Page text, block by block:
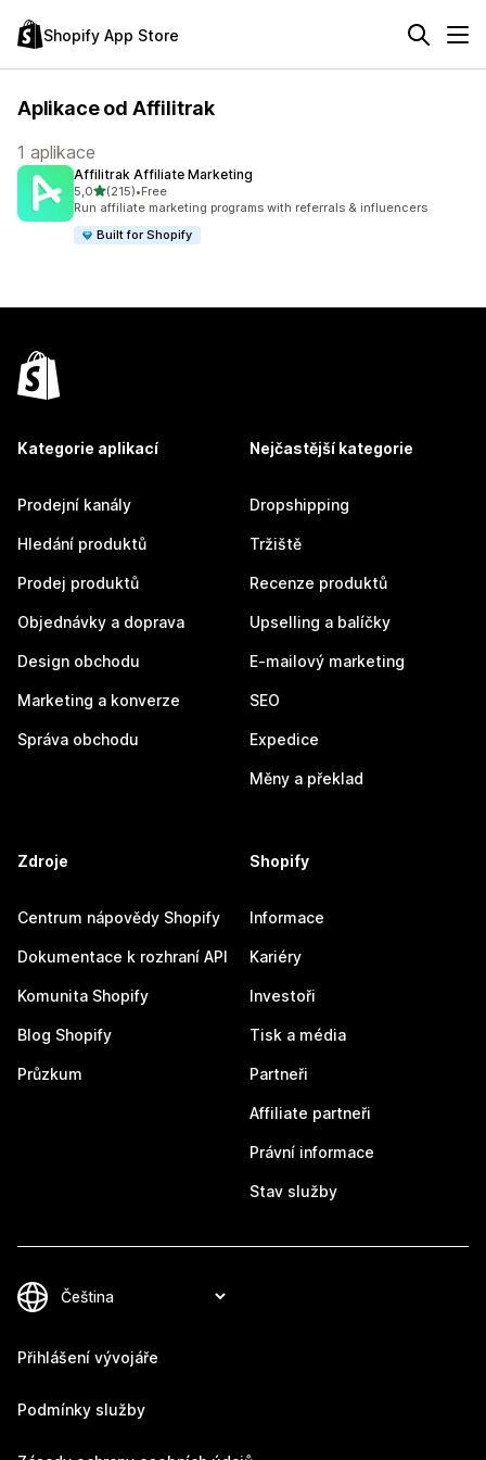
Shopify App Store
Aplikace od Affilitrak
1 aplikace
Affilitrak Affiliate Marketing
5,0z 5 hvězd
(215)
Celkový počet recenzí: 215
•Free
Run affiliate marketing programs with referrals & influencers
Built for Shopify
Kategorie aplikací
Prodejní kanály
Hledání produktů
Prodej produktů
Objednávky a doprava
Design obchodu
Marketing a konverze
Správa obchodu
Nejčastější kategorie
Dropshipping
Tržiště
Recenze produktů
Upselling a balíčky
E-mailový marketing
SEO
Expedice
Měny a překlad
Zdroje
Centrum nápovědy Shopify
Dokumentace k rozhraní API
Komunita Shopify
Blog Shopify
Průzkum
Shopify
Informace
Kariéry
Investoři
Tisk a média
Partneři
Affiliate partneři
Právní informace
Stav služby
Přihlášení vývojáře
Podmínky služby